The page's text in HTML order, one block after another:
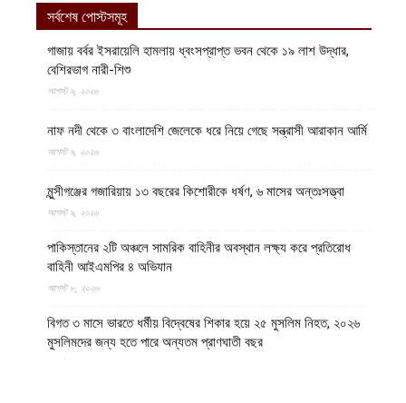
সর্বশেষ পোস্টসমূহ
গাজায় বর্বর ইসরায়েলি হামলায় ধ্বংসপ্রাপ্ত ভবন থেকে ১৯ লাশ উদ্ধার,
বেশিরভাগ নারী-শিশু
আগস্ট ৯, ২০২৬
নাফ নদী থেকে ৩ বাংলাদেশি জেলেকে ধরে নিয়ে গেছে সন্ত্রাসী আরাকান আর্মি
আগস্ট ৯, ২০২৬
মুন্সীগঞ্জের গজারিয়ায় ১৩ বছরের কিশোরীকে ধর্ষণ, ৬ মাসের অন্তঃসত্ত্বা
আগস্ট ৯, ২০২৬
পাকিস্তানের ২টি অঞ্চলে সামরিক বাহিনীর অবস্থান লক্ষ্য করে প্রতিরোধ
বাহিনী আইএমপির ৪ অভিযান
আগস্ট ৮, ২০২৬
বিগত ৩ মাসে ভারতে ধর্মীয় বিদ্বেষের শিকার হয়ে ২৫ মুসলিম নিহত, ২০২৬
মুসলিমদের জন্য হতে পারে অন্যতম প্রাণঘাতী বছর
আগস্ট ৮, ২০২৬